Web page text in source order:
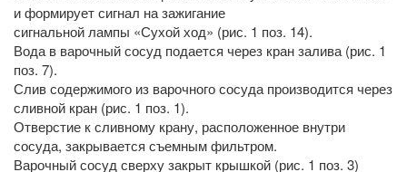
и формирует сигнал на зажигание
сигнальной лампы «Сухой ход» (рис. 1 поз. 14).
Вода в варочный сосуд подается через кран залива (рис. 1
поз. 7).
Слив содержимого из варочного сосуда производится через
сливной кран (рис. 1 поз. 1).
Отверстие к сливному крану, расположенное внутри
сосуда, закрывается съемным фильтром.
Варочный сосуд сверху закрыт крышкой (рис. 1 поз. 3)